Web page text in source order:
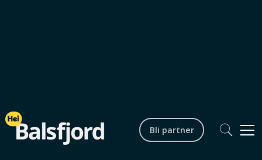
Bli partner
Næringsliv